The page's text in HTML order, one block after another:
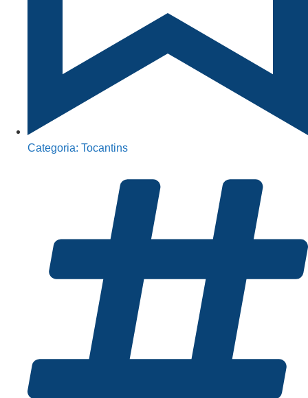
Categoria: Tocantins